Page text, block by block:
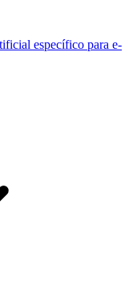
específico para e-